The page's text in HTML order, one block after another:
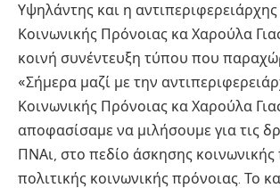
Υψηλάντης και η αντιπεριφερειάρχης
Κοινωνικής Πρόνοιας κα Χαρούλα
κοινή συνέντευξη τύπου που
«Σήμερα μαζί με την
Κοινωνικής Πρόνοιας κα Χαρούλα
αποφασίσαμε να μιλήσουμε για τις
ΠΝΑι, στο πεδίο άσκησης κοινωνικής
πολιτικής κοινωνικής πρόνοιας. Το